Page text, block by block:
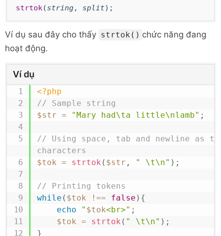
strtok(string, split);
Ví dụ sau đây cho thấy strtok() chức năng đang
hoạt động.
Ví dụ
<?php
// Sample string
$str = "Mary had\ta little\nlamb" ;
// Using space, tab and newline as
characters
$tok = strtok ( $str , " \t\n" ) ;
// Printing tokens
while ( $tok !== false ) {
echo
" $tok<br>" ;
$tok = strtok ( " \t\n" ) ;
}